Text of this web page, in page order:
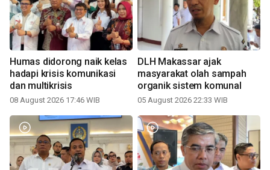
Humas didorong naik kelas
hadapi krisis komunikasi
dan multikrisis
08 August 2026 17:46 WIB
DLH Makassar ajak
masyarakat olah sampah
organik sistem komunal
05 August 2026 22:33 WIB